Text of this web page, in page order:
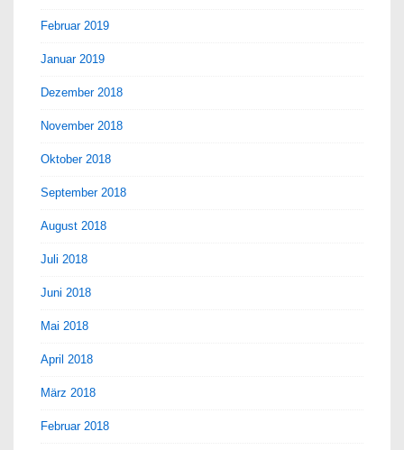
Februar 2019
Januar 2019
Dezember 2018
November 2018
Oktober 2018
September 2018
August 2018
Juli 2018
Juni 2018
Mai 2018
April 2018
März 2018
Februar 2018